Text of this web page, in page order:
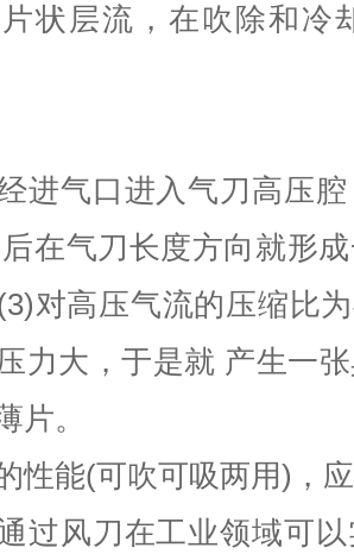
状层流，在吹除和冷
进气口进入气刀高压
在气刀长度方向就形
对高压气流的压缩比
力大，于是就 产生一
片。
性能(可吹可吸两用)，
过风刀在工业领域可